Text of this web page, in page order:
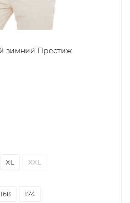
зимний Престиж
XL XXL
168 174